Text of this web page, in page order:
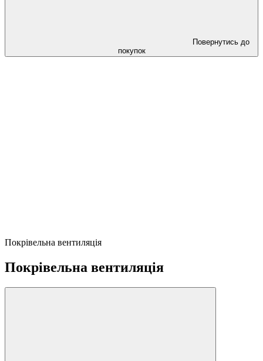
Повернутись до
покупок
Покрівельна вентиляція
Покрівельна вентиляція